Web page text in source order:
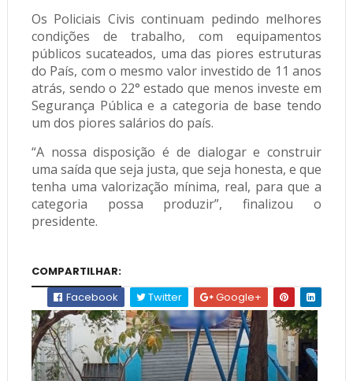
Os Policiais Civis continuam pedindo melhores
condições de trabalho, com equipamentos
públicos sucateados, uma das piores estruturas
do País, com o mesmo valor investido de 11 anos
atrás, sendo o 22° estado que menos investe em
Segurança Pública e a categoria de base tendo
um dos piores salários do país.
“A nossa disposição é de dialogar e construir
uma saída que seja justa, que seja honesta, e que
tenha uma valorização mínima, real, para que a
categoria possa produzir”, finalizou o
presidente.
COMPARTILHAR:
Facebook
Twitter Google+